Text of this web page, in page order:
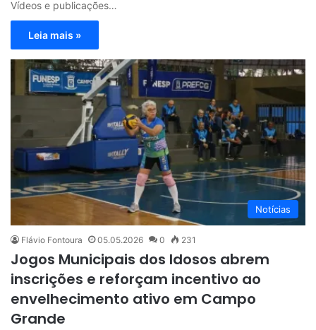
Vídeos e publicações…
Leia mais »
Notícias
Flávio Fontoura 05.05.2026 0 231
Jogos Municipais dos Idosos abrem
inscrições e reforçam incentivo ao
envelhecimento ativo em Campo
Grande